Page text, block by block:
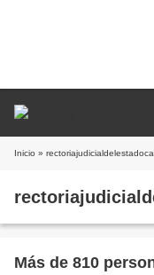
Inicio »
Más de 810